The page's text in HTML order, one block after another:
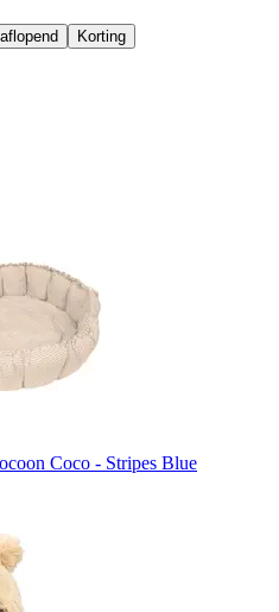
Korting
Coco - Stripes Blue